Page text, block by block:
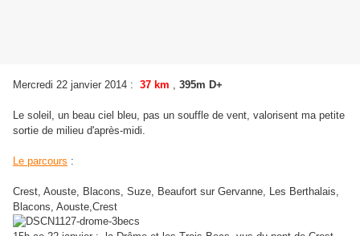
Mercredi 22 janvier 2014 : 37 km , 395m D+
Le soleil, un beau ciel bleu, pas un souffle de vent, valorisent ma petite
sortie de milieu d'après-midi.
Le parcours :
Crest, Aouste, Blacons, Suze, Beaufort sur Gervanne, Les Berthalais,
Blacons, Aouste,Crest